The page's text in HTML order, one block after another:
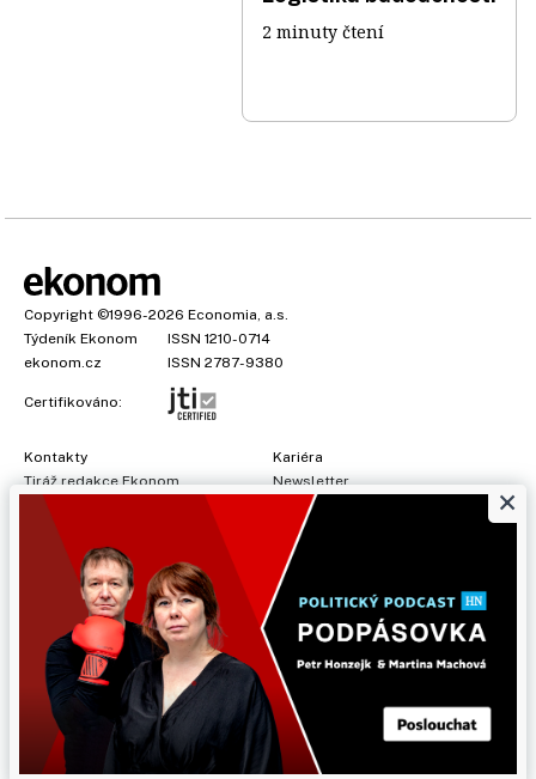
2 minuty čtení
Copyright ©1996-2026 Economia, a.s.
Týdeník Ekonom
ISSN 1210-0714
ekonom.cz
ISSN 2787-9380
Certifikováno:
Kontakty
Tiráž redakce Ekonom
Předplatné
Kariéra
Newsletter
Všeobecné podmínky
Prohlášení o cookies
Nastavení soukromí
Ochrana osobních údajů
, obchodní garant:Adéla Formáčková +420 739 500 832
Jakékoliv užití obsahu, včetně převzetí článků, je bez souhlasu
Economia, a.s. zapovězeno. Bez souhlasu Economia, a.s. je
zapovězeno též rozmnožování obsahu pro účely automatizované
analýzy textů nebo dat podle ustanovení § 39c autorského zákona.
×